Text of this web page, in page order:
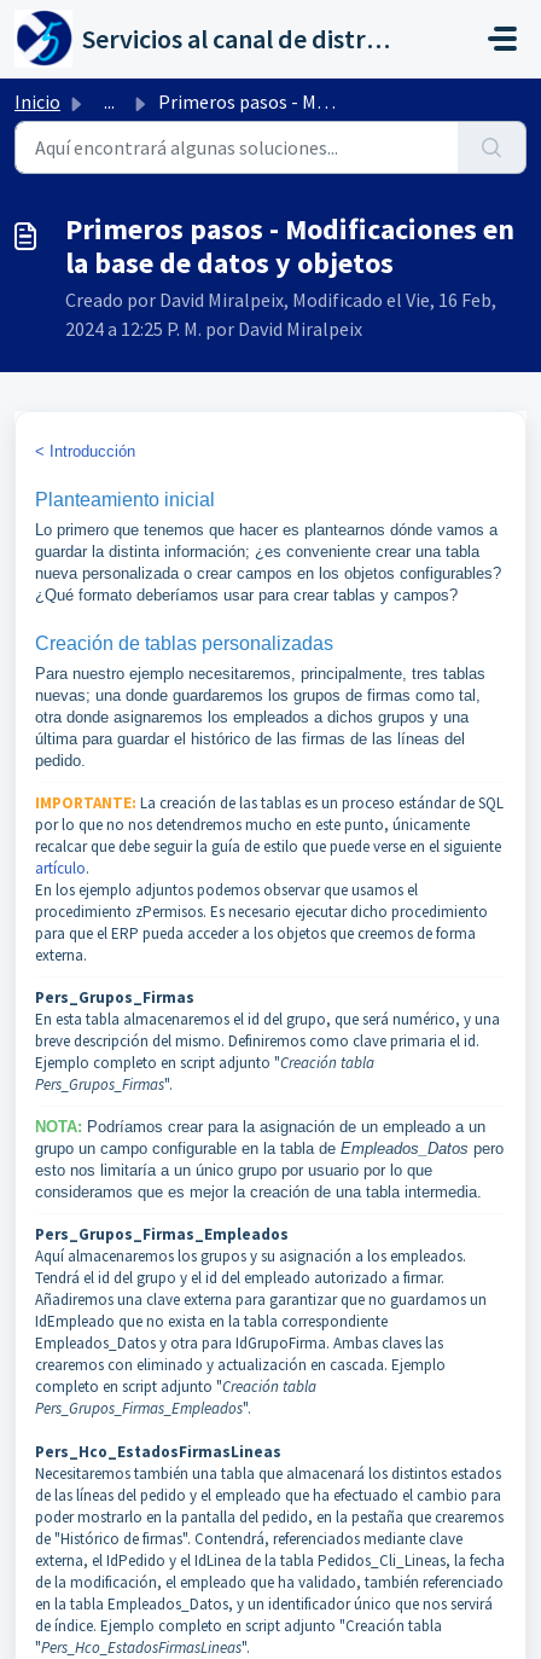
Saltar al contenido principal
Servicios al canal de distribución de AHORA
Inicio ... Primeros pasos - Modificaciones en la base de datos y obj...
Primeros pasos - Modificaciones en
la base de datos y objetos
Creado por David Miralpeix, Modificado el Vie, 16 Feb,
2024 a 12:25 P. M. por David Miralpeix
< Introducción
Planteamiento inicial
Lo primero que tenemos que hacer es plantearnos dónde vamos a
guardar la distinta información; ¿es conveniente crear una tabla
nueva personalizada o crear campos en los objetos configurables?
¿Qué formato deberíamos usar para crear tablas y campos?
Creación de tablas personalizadas
Para nuestro ejemplo necesitaremos, principalmente, tres tablas
nuevas; una donde guardaremos los grupos de firmas como tal,
otra donde asignaremos los empleados a dichos grupos y una
última para guardar el histórico de las firmas de las líneas del
pedido.
IMPORTANTE: La creación de las tablas es un proceso estándar de SQL
por lo que no nos detendremos mucho en este punto, únicamente
recalcar que debe seguir la guía de estilo que puede verse en el siguiente
artículo.
En los ejemplo adjuntos podemos observar que usamos el
procedimiento zPermisos. Es necesario ejecutar dicho procedimiento
para que el ERP pueda acceder a los objetos que creemos de forma
externa.
Pers_Grupos_Firmas
En esta tabla almacenaremos el id del grupo, que será numérico, y una
breve descripción del mismo. Definiremos como clave primaria el id.
Ejemplo completo en script adjunto "Creación tabla
Pers_Grupos_Firmas".
NOTA: Podríamos crear para la asignación de un empleado a un
grupo un campo configurable en la tabla de Empleados_Datos pero
esto nos limitaría a un único grupo por usuario por lo que
consideramos que es mejor la creación de una tabla intermedia.
Pers_Grupos_Firmas_Empleados
Aquí almacenaremos los grupos y su asignación a los empleados.
Tendrá el id del grupo y el id del empleado autorizado a firmar.
Añadiremos una clave externa para garantizar que no guardamos un
IdEmpleado que no exista en la tabla correspondiente
Empleados_Datos y otra para IdGrupoFirma. Ambas claves las
crearemos con eliminado y actualización en cascada. Ejemplo
completo en script adjunto "Creación tabla
Pers_Grupos_Firmas_Empleados".
Pers_Hco_EstadosFirmasLineas
Necesitaremos también una tabla que almacenará los distintos estados
de las líneas del pedido y el empleado que ha efectuado el cambio para
poder mostrarlo en la pantalla del pedido, en la pestaña que crearemos
de "Histórico de firmas". Contendrá, referenciados mediante clave
externa, el IdPedido y el IdLinea de la tabla Pedidos_Cli_Lineas, la fecha
de la modificación, el empleado que ha validado, también referenciado
en la tabla Empleados_Datos, y un identificador único que nos servirá
de índice. Ejemplo completo en script adjunto "Creación tabla
"Pers_Hco_EstadosFirmasLineas".